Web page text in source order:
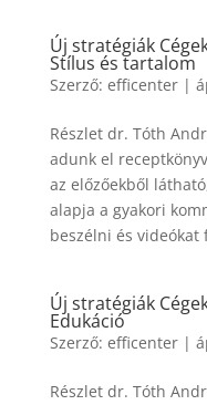
Új stratégiák
Stílus és tartalom
Szerző: efficenter|
Részlet dr. Tóth
adunk el
az előzőekből
alapja a gyakori
beszélni és videókat
Új stratégiák
Edukáció
Szerző: efficenter|
Részlet dr. Tóth